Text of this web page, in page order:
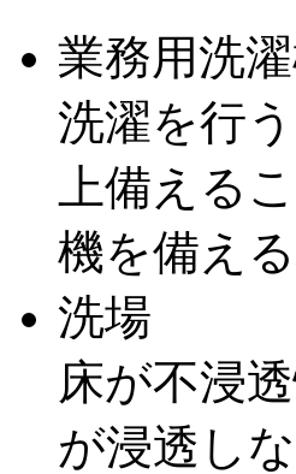
業務用洗
洗濯を行
上備える
機を備え
洗場
床が不浸
が浸透し